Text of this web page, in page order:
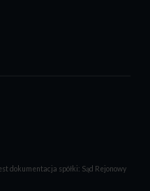
dokumentacja spółki: Sąd Rejonowy